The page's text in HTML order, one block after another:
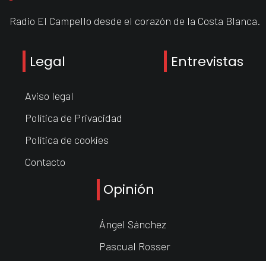
Radio El Campello desde el corazón de la Costa Blanca.
Legal
Aviso legal
Política de Privacidad
Política de cookies
Contacto
Entrevistas
Opinión
Ángel Sánchez
Pascual Rosser